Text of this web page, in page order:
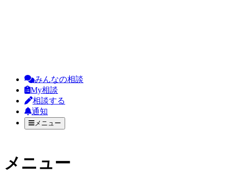
みんなの相談
My相談
相談する
通知
メニュー
メニュー